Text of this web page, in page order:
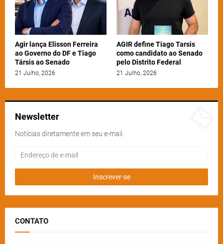
Agir lança Elisson Ferreira
ao Governo do DF e Tiago
Társis ao Senado
21 Julho, 2026
AGIR define Tiago Tarsis
como candidato ao Senado
pelo Distrito Federal
21 Julho, 2026
Newsletter
Notícias diretamente em seu e-mail.
CONTATO